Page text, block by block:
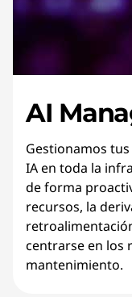
AI
Gestionamos
IA en toda la
de forma
recursos, la
centrarse en los
mantenimiento.